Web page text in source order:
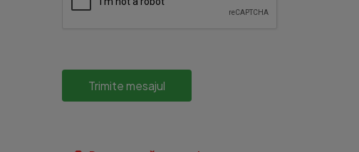
Trimite mesajul